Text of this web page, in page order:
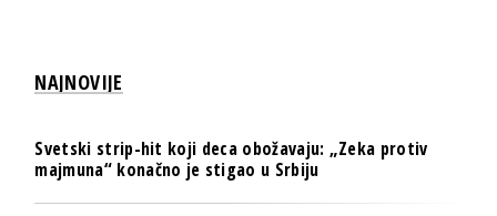
NAJNOVIJE
Svetski strip-hit koji deca obožavaju: „Zeka protiv
majmuna“ konačno je stigao u Srbiju